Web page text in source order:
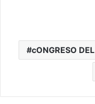
cONGRESO